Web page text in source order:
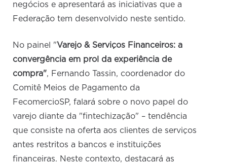
negócios e apresentará as iniciativas que a
Federação tem desenvolvido neste sentido.
No painel "Varejo & Serviços Financeiros: a
convergência em prol da experiência de
compra", Fernando Tassin, coordenador do
Comitê Meios de Pagamento da
FecomercioSP, falará sobre o novo papel do
varejo diante da "fintechização" – tendência
que consiste na oferta aos clientes de serviços
antes restritos a bancos e instituições
financeiras. Neste contexto, destacará as